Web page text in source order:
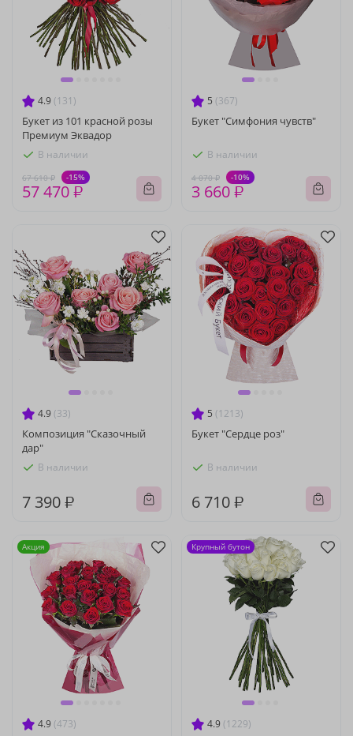
4.9 (131)
Букет из 101 красной розы
Премиум Эквадор
В наличии
67 610 ₽ -15%
57 470 ₽
5 (367)
Букет "Симфония чувств"
В наличии
4 070 ₽ -10%
3 660 ₽
4.9 (33)
Композиция "Сказочный
дар"
В наличии
7 390 ₽
5 (1213)
Букет "Сердце роз"
В наличии
6 710 ₽
4.9 (473)
Акция
4.9 (1229)
Крупный бутон